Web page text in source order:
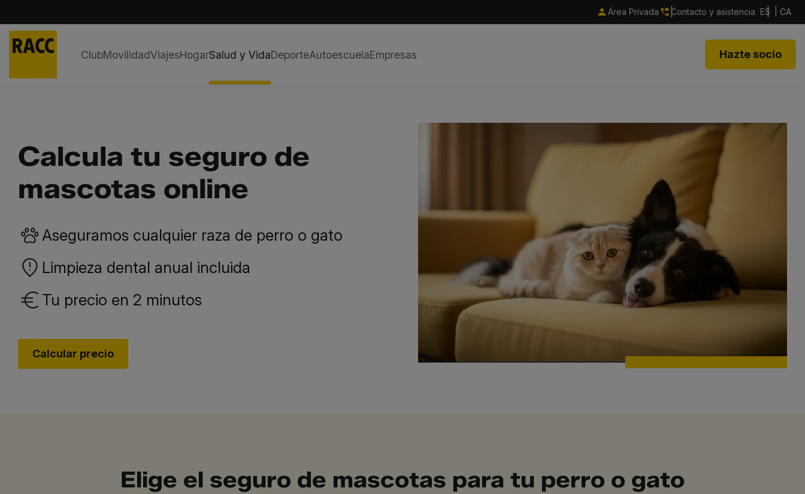
Área Privada Contacto y asistencia ES CA
ClubMovilidadViajesHogarSalud y VidaDeporteAutoescuelaEmpresas Hazte socio
Calcula tu seguro de
mascotas online
Aseguramos cualquier raza de perro o gato
Limpieza dental anual incluida
Tu precio en 2 minutos
Calcular precio
Elige el seguro de mascotas para tu perro o gato